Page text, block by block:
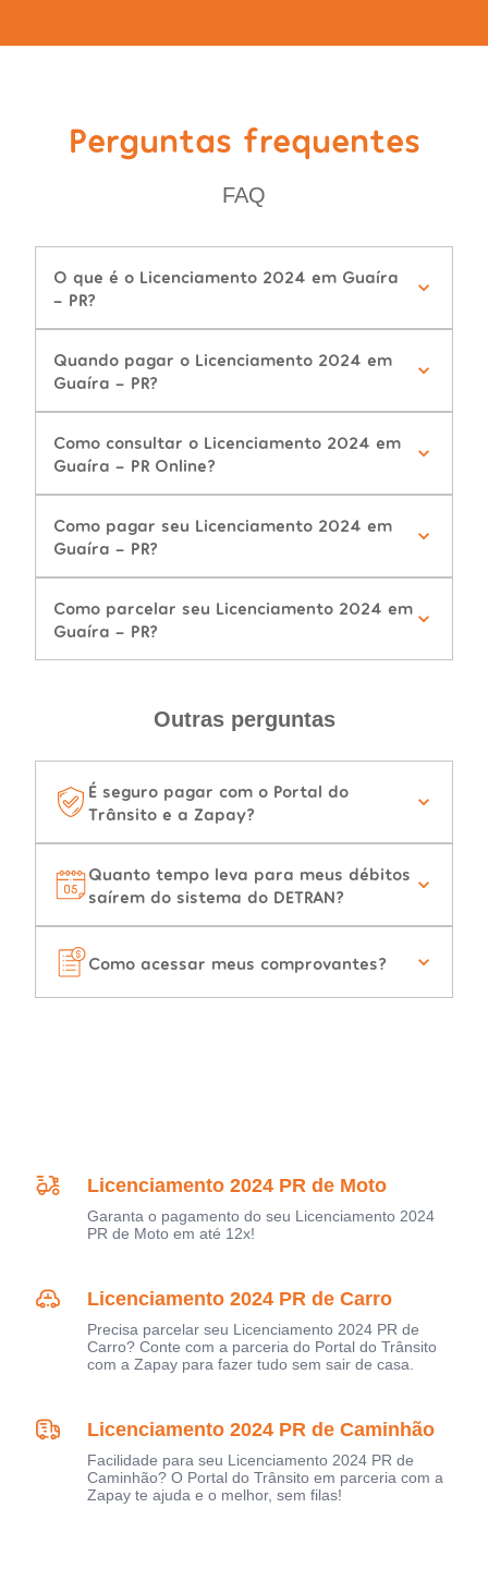
Perguntas frequentes
FAQ
O que é o Licenciamento 2024 em Guaíra
- PR?
Quando pagar o Licenciamento 2024 em
Guaíra - PR?
Como consultar o Licenciamento 2024 em
Guaíra - PR Online?
Como pagar seu Licenciamento 2024 em
Guaíra - PR?
Como parcelar seu Licenciamento 2024 em
Guaíra - PR?
Outras perguntas
É seguro pagar com o Portal do
Trânsito e a Zapay?
Quanto tempo leva para meus débitos
saírem do sistema do DETRAN?
Como acessar meus comprovantes?
Licenciamento 2024 PR de Moto
Garanta o pagamento do seu Licenciamento 2024
PR de Moto em até 12x!
Licenciamento 2024 PR de Carro
Precisa parcelar seu Licenciamento 2024 PR de
Carro? Conte com a parceria do Portal do Trânsito
com a Zapay para fazer tudo sem sair de casa.
Licenciamento 2024 PR de Caminhão
Facilidade para seu Licenciamento 2024 PR de
Caminhão? O Portal do Trânsito em parceria com a
Zapay te ajuda e o melhor, sem filas!